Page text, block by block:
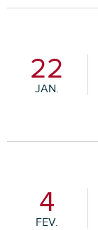
22
JAN.
4
FEV.